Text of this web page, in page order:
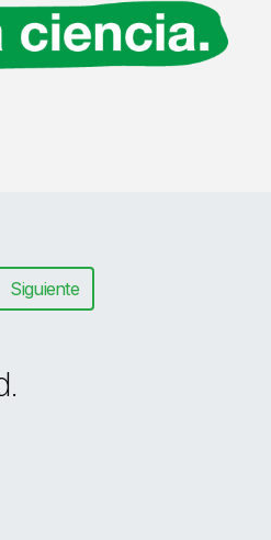
Siguiente